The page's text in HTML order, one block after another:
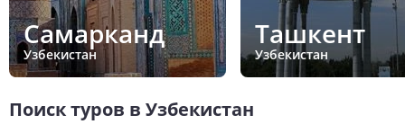
Самарканд
Узбекистан
Ташкент
Узбекистан
Поиск туров в Узбекистан